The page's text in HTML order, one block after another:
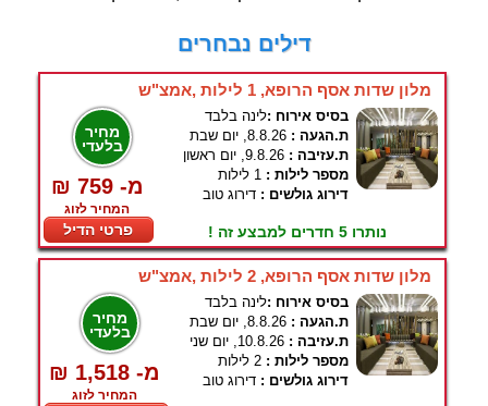
דילים נבחרים
מלון שדות אסף הרופא, 1 לילות ,אמצ"ש
מחיר
בלעדי
₪ 759 -מ
המחיר לזוג
פרטי הדיל
בסיס אירוח :לינה בלבד
ת.הגעה : 8.8.26, יום שבת
ת.עזיבה : 9.8.26, יום ראשון
מספר לילות : 1 לילות
דירוג גולשים : דירוג טוב
נותרו 5 חדרים למבצע זה !
מלון שדות אסף הרופא, 2 לילות ,אמצ"ש
מחיר
בלעדי
₪ 1,518 -מ
המחיר לזוג
בסיס אירוח :לינה בלבד
ת.הגעה : 8.8.26, יום שבת
ת.עזיבה : 10.8.26, יום שני
מספר לילות : 2 לילות
דירוג גולשים : דירוג טוב